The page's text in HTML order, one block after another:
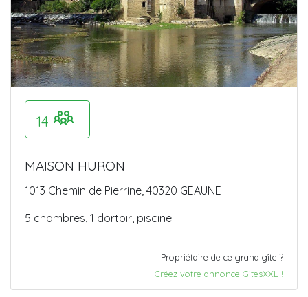
14
MAISON HURON
1013 Chemin de Pierrine, 40320 GEAUNE
5 chambres, 1 dortoir, piscine
Propriétaire de ce grand gîte ?
Créez votre annonce GitesXXL !